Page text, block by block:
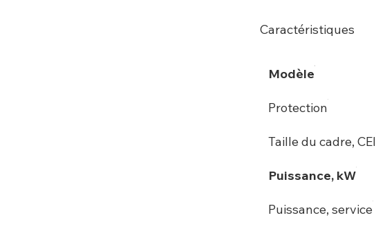
Caractéristiques
Modèle
Protection
Taille du cadre, CEI
Puissance, kW
Puissance, service